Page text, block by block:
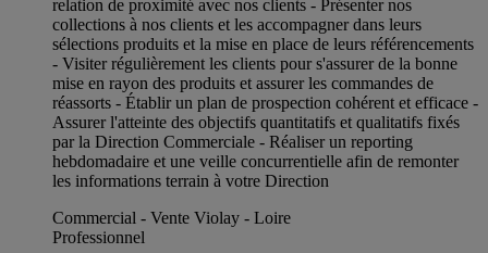
relation de proximité avec nos clients - Présenter nos
collections à nos clients et les accompagner dans leurs
sélections produits et la mise en place de leurs référencements
- Visiter régulièrement les clients pour s'assurer de la bonne
mise en rayon des produits et assurer les commandes de
réassorts - Établir un plan de prospection cohérent et efficace -
Assurer l'atteinte des objectifs quantitatifs et qualitatifs fixés
par la Direction Commerciale - Réaliser un reporting
hebdomadaire et une veille concurrentielle afin de remonter
les informations terrain à votre Direction
Commercial - Vente Violay - Loire
Professionnel